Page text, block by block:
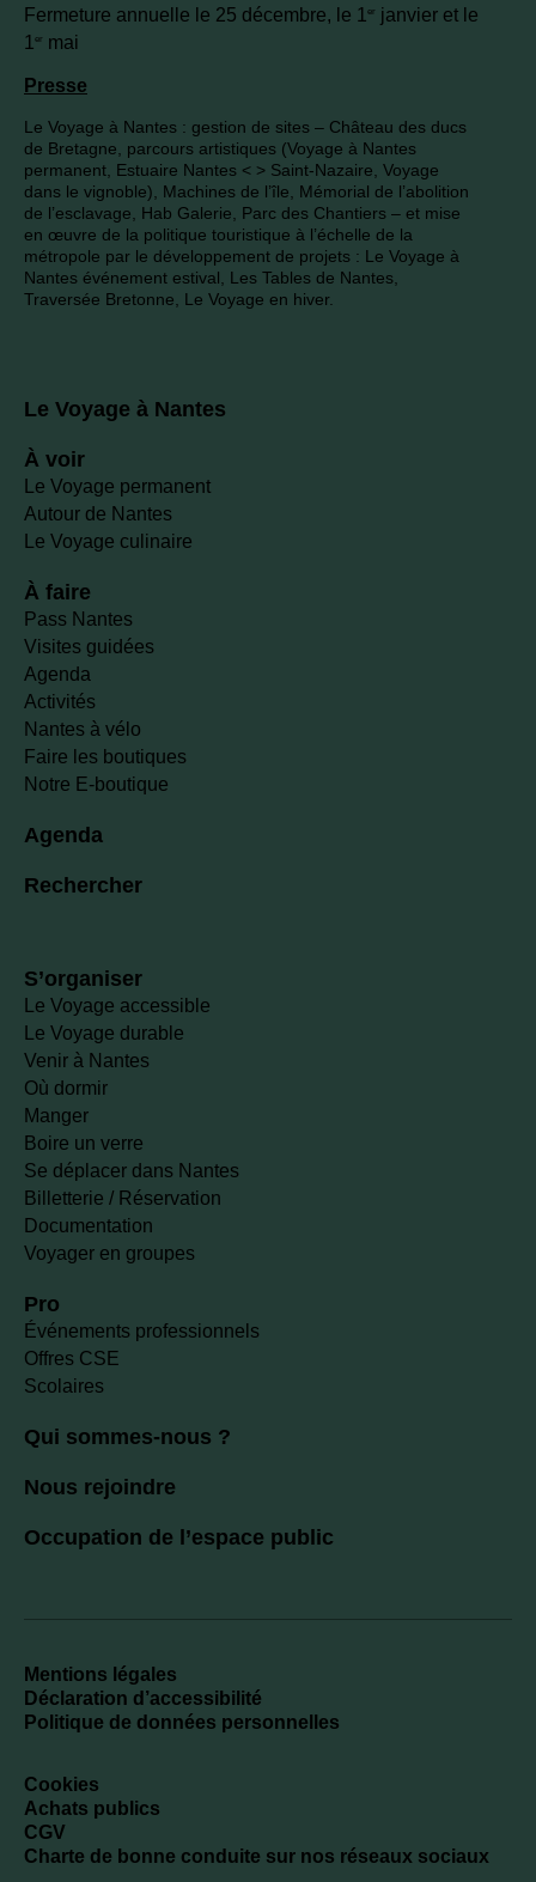
Fermeture annuelle le 25 décembre, le 1er
janvier et le
1er mai
Presse
Le Voyage à Nantes : gestion de sites – Château des ducs
de Bretagne, parcours artistiques (Voyage à Nantes
permanent, Estuaire Nantes < > Saint-Nazaire, Voyage
dans le vignoble), Machines de l’île, Mémorial de l’abolition
de l’esclavage, Hab Galerie, Parc des Chantiers – et mise
en œuvre de la politique touristique à l’échelle de la
métropole par le développement de projets : Le Voyage à
Nantes événement estival, Les Tables de Nantes,
Traversée Bretonne, Le Voyage en hiver.
Le Voyage à Nantes
À voir
Le Voyage permanent
Autour de Nantes
Le Voyage culinaire
À faire
Pass Nantes
Visites guidées
Agenda
Activités
Nantes à vélo
Faire les boutiques
Notre E-boutique
Agenda
Rechercher
S’organiser
Le Voyage accessible
Le Voyage durable
Venir à Nantes
Où dormir
Manger
Boire un verre
Se déplacer dans Nantes
Billetterie / Réservation
Documentation
Voyager en groupes
Pro
Événements professionnels
Offres CSE
Scolaires
Qui sommes-nous ?
Nous rejoindre
Occupation de l’espace public
Mentions légales
Déclaration d’accessibilité
Politique de données personnelles
Cookies
Achats publics
CGV
Charte de bonne conduite sur nos réseaux sociaux